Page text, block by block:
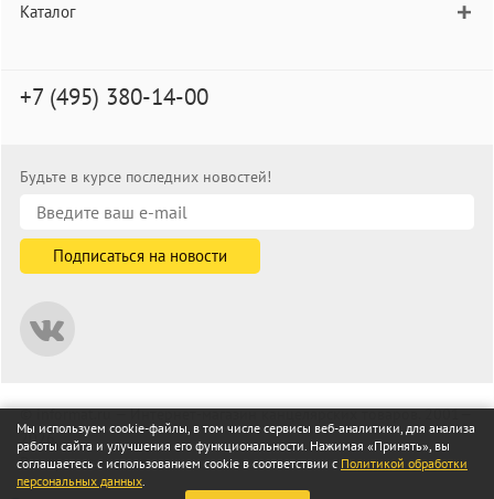
Каталог
+7 (495) 380-14-00
Будьте в курсе последних новостей!
© informat.ru — Интернет-магазин канцелярских товаров. 2001—
2026
Все права защищены
Мы используем cookie-файлы, в том числе сервисы веб-аналитики, для анализа
работы сайта и улучшения его функциональности. Нажимая «Принять», вы
соглашаетесь с использованием cookie в соответствии с Политикой обработки
персональных данных.